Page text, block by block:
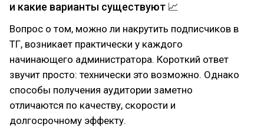
и какие варианты существуют 📈
Вопрос о том, можно ли накрутить подписчиков в
ТГ, возникает практически у каждого
начинающего администратора. Короткий ответ
звучит просто: технически это возможно. Однако
способы получения аудитории заметно
отличаются по качеству, скорости и
долгосрочному эффекту.